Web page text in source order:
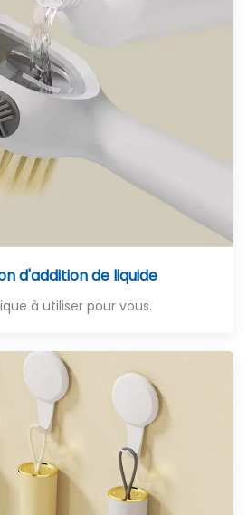
d'addition de liquide
à utiliser pour vous.